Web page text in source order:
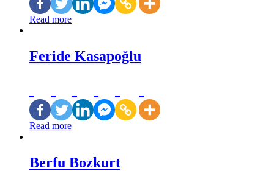
Read more
Feride Kasapoğlu
Read more
Berfu Bozkurt